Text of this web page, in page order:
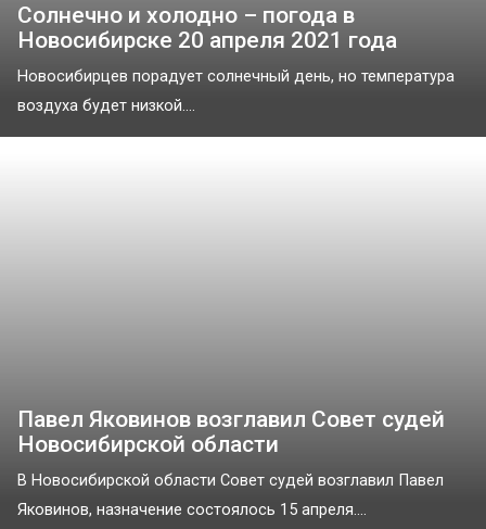
Солнечно и холодно – погода в
Новосибирске 20 апреля 2021 года
Новосибирцев порадует солнечный день, но температура
воздуха будет низкой....
Павел Яковинов возглавил Совет судей
Новосибирской области
В Новосибирской области Совет судей возглавил Павел
Яковинов, назначение состоялось 15 апреля....